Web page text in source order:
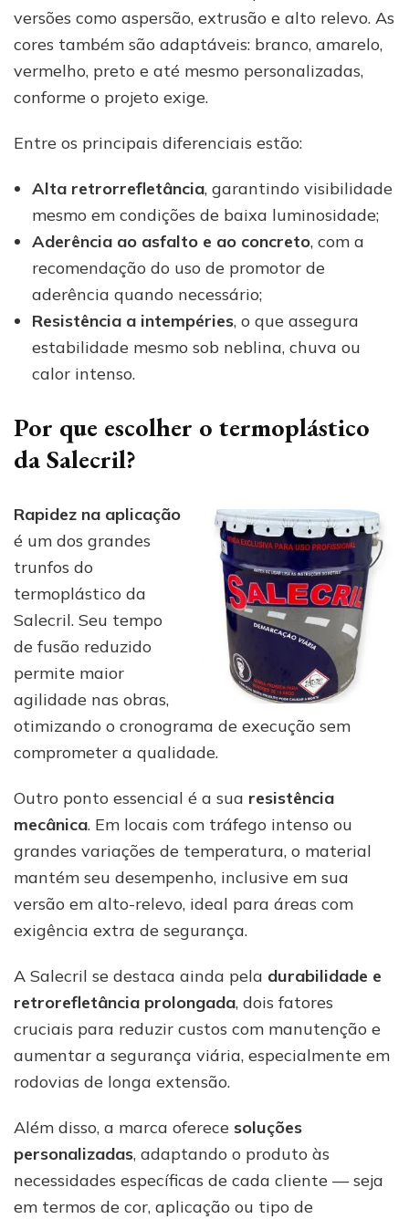
versões como aspersão, extrusão e alto relevo. As
cores também são adaptáveis: branco, amarelo,
vermelho, preto e até mesmo personalizadas,
conforme o projeto exige.
Entre os principais diferenciais estão:
Alta retrorrefletância, garantindo visibilidade
mesmo em condições de baixa luminosidade;
Aderência ao asfalto e ao concreto, com a
recomendação do uso de promotor de
aderência quando necessário;
Resistência a intempéries, o que assegura
estabilidade mesmo sob neblina, chuva ou
calor intenso.
Por que escolher o termoplástico
da Salecril?
Rapidez na aplicação
é um dos grandes
trunfos do
termoplástico da
Salecril. Seu tempo
de fusão reduzido
permite maior
agilidade nas obras,
otimizando o cronograma de execução sem
comprometer a qualidade.
Outro ponto essencial é a sua resistência
mecânica. Em locais com tráfego intenso ou
grandes variações de temperatura, o material
mantém seu desempenho, inclusive em sua
versão em alto-relevo, ideal para áreas com
exigência extra de segurança.
A Salecril se destaca ainda pela durabilidade e
retrorefletância prolongada, dois fatores
cruciais para reduzir custos com manutenção e
aumentar a segurança viária, especialmente em
rodovias de longa extensão.
Além disso, a marca oferece soluções
personalizadas, adaptando o produto às
necessidades específicas de cada cliente — seja
em termos de cor, aplicação ou tipo de